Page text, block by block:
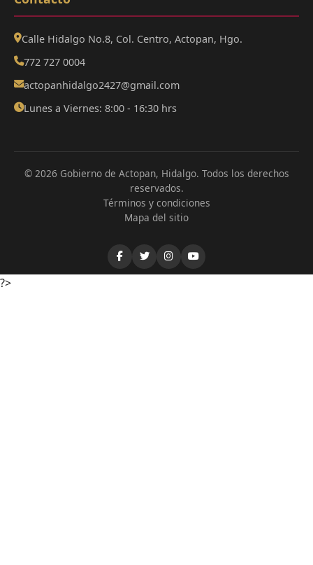
Calle Hidalgo No.8, Col. Centro, Actopan, Hgo.
772 727 0004
actopanhidalgo2427@gmail.com
Lunes a Viernes: 8:00 - 16:30 hrs
© 2026 Gobierno de Actopan, Hidalgo. Todos los derechos
reservados.
Términos y condiciones
Mapa del sitio
?>